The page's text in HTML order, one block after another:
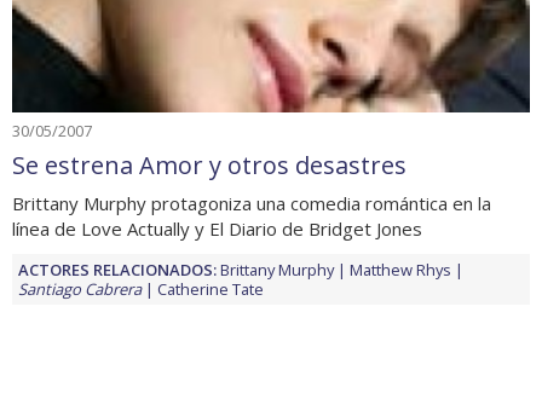
30/05/2007
Se estrena Amor y otros desastres
Brittany Murphy protagoniza una comedia romántica en la
línea de Love Actually y El Diario de Bridget Jones
ACTORES RELACIONADOS:Brittany Murphy
Matthew Rhys
Santiago Cabrera
Catherine Tate